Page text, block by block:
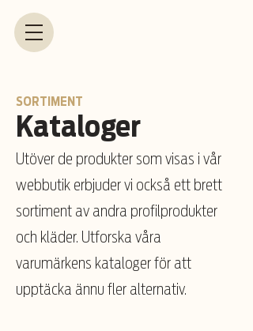
Kataloger
SORTIMENT
Utöver de produkter som visas i vår
webbutik erbjuder vi också ett brett
sortiment av andra profilprodukter
och kläder. Utforska våra
varumärkens kataloger för att
upptäcka ännu fler alternativ.